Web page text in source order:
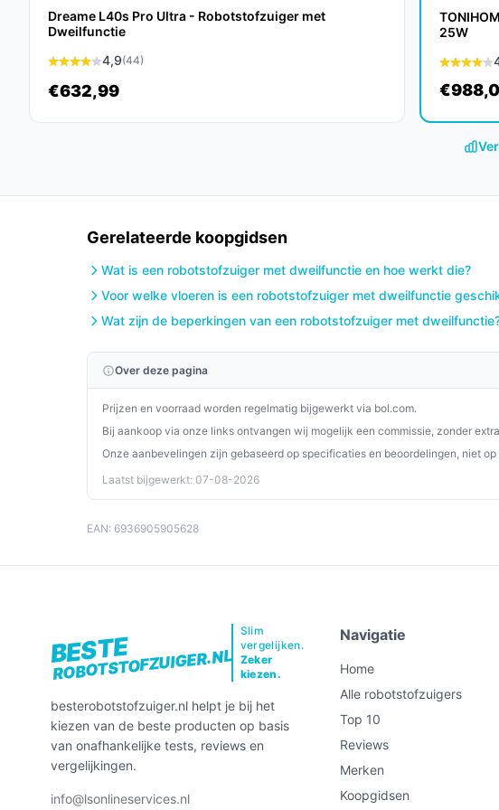
(HEPA) en batterijduur (200 minuten) als indicatoren voor
luchtfiltering.
Gebruik & tips
Algemene, veilige tips voor plaatsing, gebruik en onderhoud:
Plaats het zelfreinigend station op een vaste, vlakke plek
Controleer regelmatig de HEPA-filter en vervang of reinig
correct detecteren.
Als je huis veel drempels heeft, controleer de opgegeven
en dubbele lagen tot 8,79 cm).
Installatie & eerste gebruik
Plaats station op een stabiele ondergrond, laad de accu
koppeling met de spraakassistent en initiële kaartopbouw.
de handleiding welke netspannings- en stekkertype vereist zijn
de specificaties voor instructies over het 100℃ mop-
Specificaties in mensentaal
[Batterijduur — 200 minuten]:
[Capaciteit verzamelreservoir — 4 l]:een relatief grote
minder vaak hoeft te legen bij intensief gebruik.
Is dit geschikt voor thuisgebruik / intensief gebruik / dagelijks
Ja, mits je huis past binnen de fysieke specificaties: lange
reservoir (4 l) ondersteunen frequent gebruik. Controleer ook
als je veel verschillende vloerhoogtes hebt.
Dreame L40s Pro Ultra - Robotstofzuiger met
Dweilfunctie
4,9(44)
€632,99
25W
Gerelateerde koopgidsen
Wat is een robotstofzuiger met dweilfunctie en hoe werkt die?
Voor welke vloeren is een robotstofzuiger met dweilfunctie
Wat zijn de beperkingen van een robotstofzuiger met
Over deze pagina
Prijzen en voorraad worden regelmatig bijgewerkt via bol.com.
Bij aankoop via onze links ontvangen wij mogelijk een commissie, zonder
Onze aanbevelingen zijn gebaseerd op specificaties en beoordelingen, niet
Laatst bijgewerkt: 07-08-2026
EAN: 6936905905628
BESTE
ROBOTSTOFZUIGER.NL
Slim
vergelijken.
Zeker
kiezen.
besterobotstofzuiger.nl helpt je bij het
kiezen van de beste producten op basis
van onafhankelijke tests, reviews en
vergelijkingen.
info@lsonlineservices.nl
Navigatie
Home
Alle robotstofzuigers
Top 10
Reviews
Merken
Koopgidsen